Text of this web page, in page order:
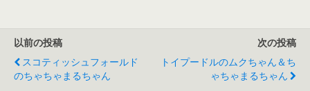
以前の投稿
スコティッシュフォールド
のちゃちゃまるちゃん
次の投稿
トイプードルのムクちゃん＆ち
ゃちゃまるちゃん